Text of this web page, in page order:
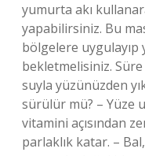
yumurta akı
yapabilirsiniz. Bu
bölgelere uygulayıp
bekletmelisiniz.
suyla yüzünüzden
sürülür mü? – Yüze
vitamini açısından
parlaklık katar. –